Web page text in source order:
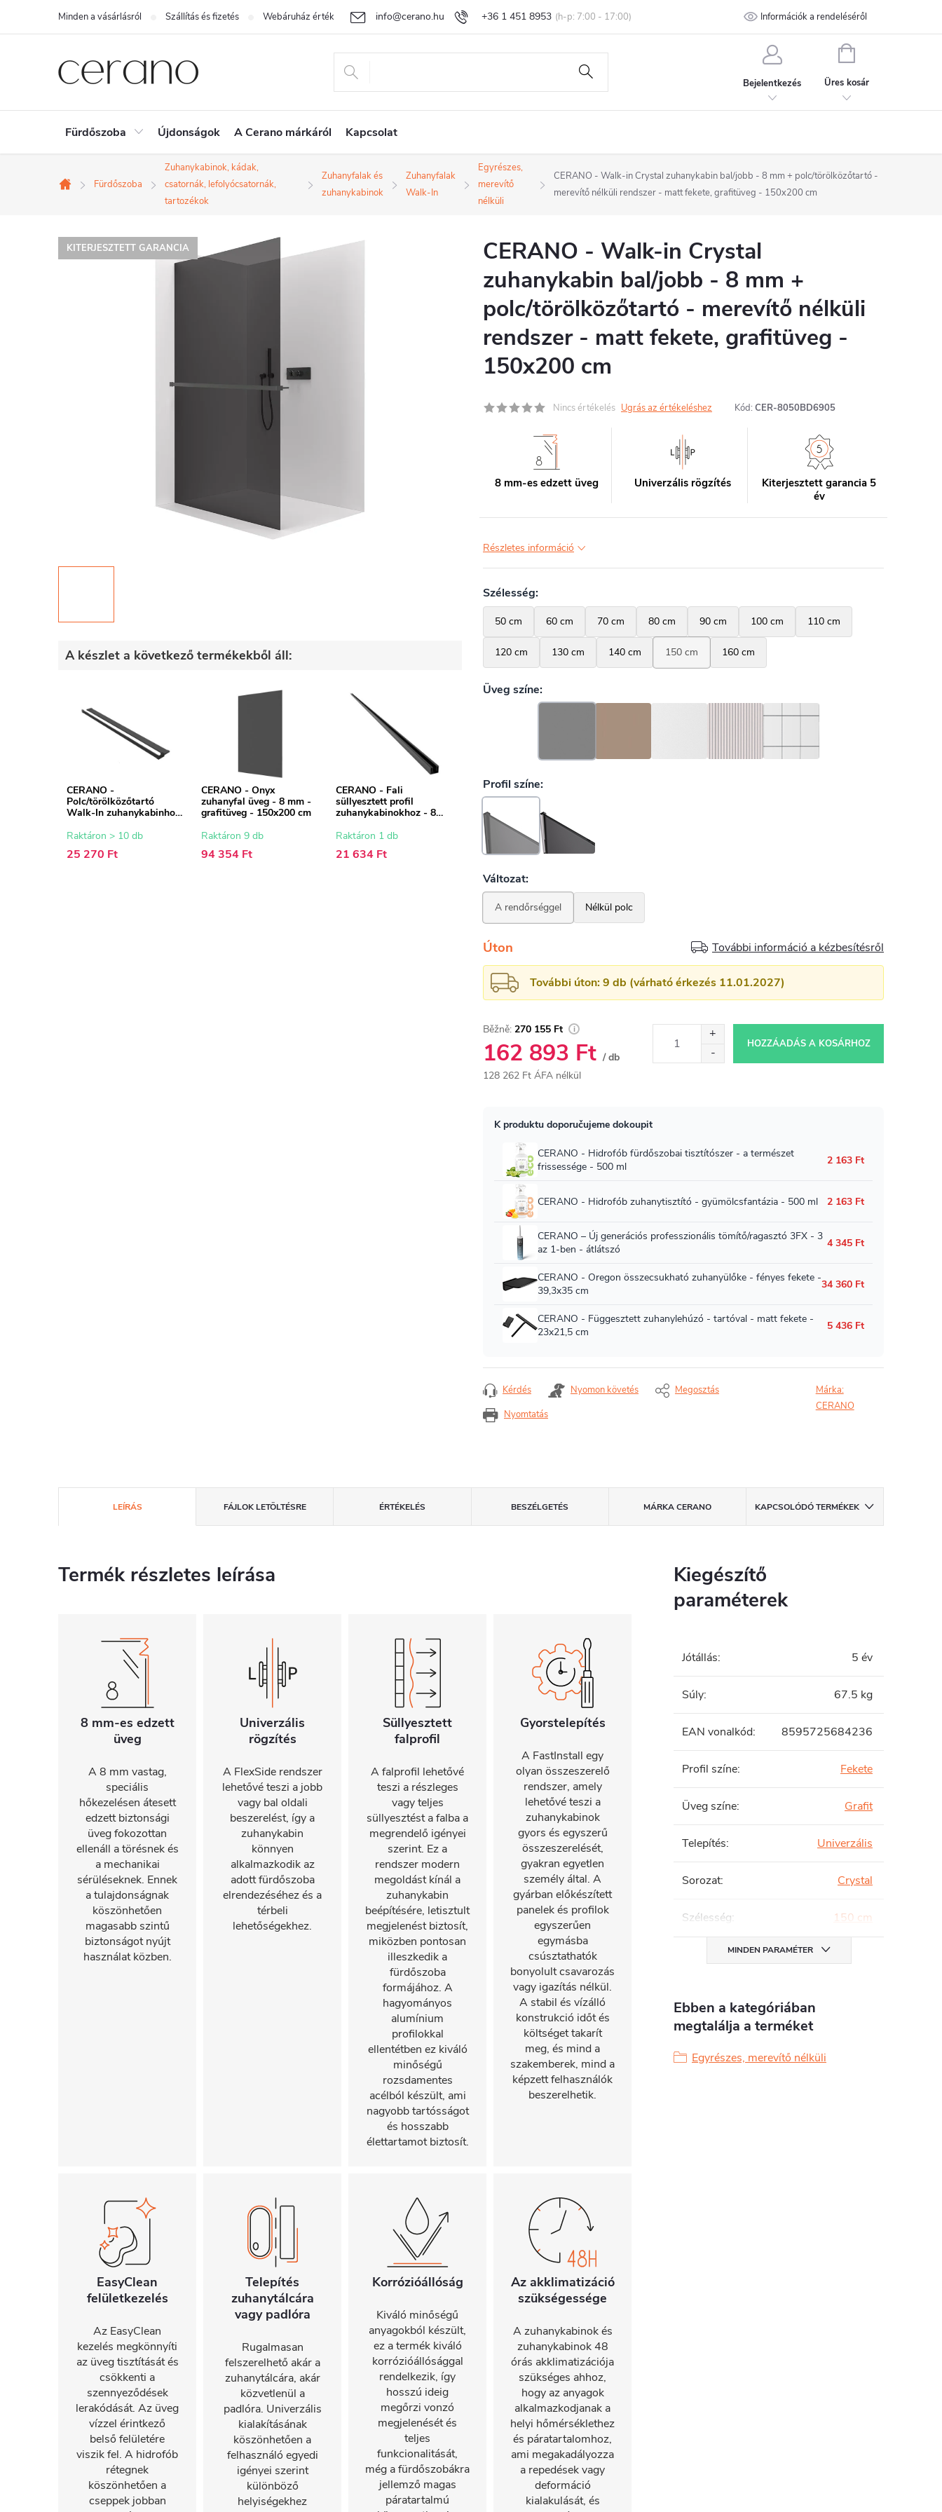
tartalomhoz
+36 1 451 8953
info@cerano.hu
Minden a vásárlásról Szállítás és fizetés Webáruház értékelése Egyedi árazás Áru visszaküldése és reklamáció Általános Szerződési Feltételek Adatvédelmi feltételek
Információk a rendeléséről
Bejelentkezés
KOSÁR
Üres kosár
Fürdőszoba Újdonságok A Cerano márkáról Kapcsolat
Kezdőlap
Fürdőszoba
Zuhanykabinok, kádak,
csatornák, lefolyócsatornák,
tartozékok
Zuhanyfalak és
zuhanykabinok
Zuhanyfalak
Walk-In
Egyrészes,
merevítő
nélküli
CERANO - Walk-in Crystal zuhanykabin bal/jobb - 8 mm + polc/törölközőtartó -
merevítő nélküli rendszer - matt fekete, grafitüveg - 150x200 cm
KITERJESZTETT GARANCIA
A készlet a következő termékekből áll:
CERANO -
Polc/törölközőtartó
Walk-In zuhanykabinhoz
30-160 cm
Raktáron > 10 db
25 270 Ft
CERANO - Onyx
zuhanyfal üveg - 8 mm -
grafitüveg - 150x200 cm
Raktáron 9 db
94 354 Ft
CERANO - Fali
süllyesztett profil
zuhanykabinokhoz - 8
cm
Raktáron 1 db
21 634 Ft
CERANO - Walk-in Crystal
zuhanykabin bal/jobb - 8 mm +
polc/törölközőtartó - merevítő nélküli
rendszer - matt fekete, grafitüveg -
150x200 cm
Nincs értékelés Ugrás az értékeléshez Kód: CER-8050BD6905
8 mm-es edzett üveg Univerzális rögzítés
Kiterjesztett garancia 5
év
Részletes információ
Úton További információ a kézbesítésről
További úton: 9 db (várható érkezés 11.01.2027)
270 155 Ft
162 893 Ft / db
128 262 Ft ÁFA nélkül
HOZZÁADÁS A KOSÁRHOZ
Nyomtatás
Kérdés Nyomon követés Megosztás
Márka:
CERANO
LEÍRÁS FÁJLOK LETÖLTÉSRE ÉRTÉKELÉS BESZÉLGETÉS MÁRKACERANO KAPCSOLÓDÓ TERMÉKEK
Termék részletes leírása
8 mm-es edzett
üveg
A 8 mm vastag,
speciális
hőkezelésen átesett
edzett biztonsági
üveg fokozottan
ellenáll a törésnek és
a mechanikai
sérüléseknek. Ennek
a tulajdonságnak
köszönhetően
magasabb szintű
biztonságot nyújt
használat közben.
Univerzális
rögzítés
A FlexSide rendszer
lehetővé teszi a jobb
vagy bal oldali
beszerelést, így a
zuhanykabin
könnyen
alkalmazkodik az
adott fürdőszoba
elrendezéséhez és a
térbeli
lehetőségekhez.
Süllyesztett
falprofil
A falprofil lehetővé
teszi a részleges
vagy teljes
süllyesztést a falba a
megrendelő igényei
szerint. Ez a
rendszer modern
megoldást kínál a
zuhanykabin
beépítésére, letisztult
megjelenést biztosít,
miközben pontosan
illeszkedik a
fürdőszoba
formájához. A
hagyományos
alumínium
profilokkal
ellentétben ez kiváló
minőségű
rozsdamentes
acélból készült, ami
nagyobb tartósságot
és hosszabb
élettartamot biztosít.
Gyorstelepítés
A FastInstall egy
olyan összeszerelő
rendszer, amely
lehetővé teszi a
zuhanykabinok
gyors és egyszerű
összeszerelését,
gyakran egyetlen
személy által. A
gyárban előkészített
panelek és profilok
egyszerűen
egymásba
csúsztathatók
bonyolult csavarozás
vagy igazítás nélkül.
A stabil és vízálló
konstrukció időt és
költséget takarít
meg, és mind a
szakemberek, mind a
képzett felhasználók
beszerelhetik.
EasyClean
felületkezelés
Az EasyClean
kezelés megkönnyíti
az üveg tisztítását és
csökkenti a
szennyeződések
lerakódását. Az üveg
vízzel érintkező
belső felületére
viszik fel. A hidrofób
rétegnek
köszönhetően a
cseppek jobban
Telepítés
zuhanytálcára
vagy padlóra
Rugalmasan
felszerelhető akár a
zuhanytálcára, akár
közvetlenül a
padlóra. Univerzális
kialakításának
köszönhetően a
felhasználó egyedi
igényei szerint
különböző
helyiségekhez
Korrózióállóság
Kiváló minőségű
anyagokból készült,
ez a termék kiváló
korrózióállósággal
rendelkezik, így
hosszú ideig
megőrzi vonzó
megjelenését és
teljes
funkcionalitását,
még a fürdőszobákra
jellemző magas
páratartalmú
Az akklimatizáció
szükségessége
A zuhanykabinok és
zuhanykabinok 48
órás akklimatizációja
szükséges ahhoz,
hogy az anyagok
alkalmazkodjanak a
helyi hőmérséklethez
és páratartalomhoz,
ami megakadályozza
a repedések vagy
deformáció
kialakulását, és
Kiegészítő
paraméterek
Jótállás: 5 év
Súly: 67.5 kg
EAN vonalkód: 8595725684236
Profil színe: Fekete
Üveg színe: Grafit
Telepítés: Univerzális
Sorozat: Crystal
Szélesség: 150 cm
MINDEN PARAMÉTER
Ebben a kategóriában
megtalálja a terméket
Egyrészes, merevítő nélküli